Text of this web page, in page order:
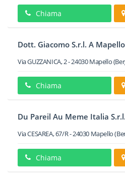
Chiama
Dott. Giacomo S.r.l. A Mapello
Via GUZZANICA, 2-24030Mapello
Chiama
Du Pareil Au Meme Italia
Via CESAREA, 67/R-24030 Mapello
Chiama